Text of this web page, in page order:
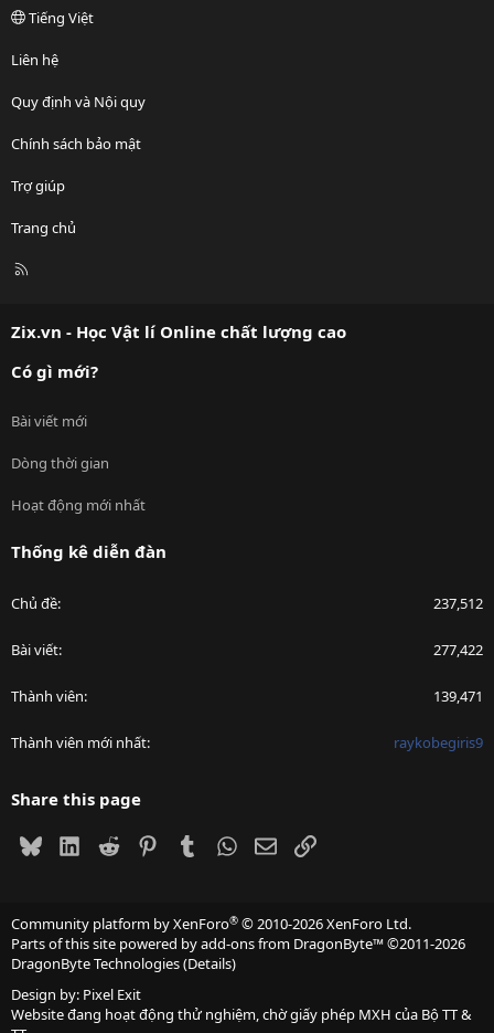
Tiếng Việt
Liên hệ
Quy định và Nội quy
Chính sách bảo mật
Trợ giúp
Trang chủ
R
Zix.vn - Học Vật lí Online chất lượng cao
Có gì mới?
Bài viết mới
Dòng thời gian
Hoạt động mới nhất
Thống kê diễn đàn
Chủ đề 237,512
Bài viết 277,422
Thành viên 139,471
Thành viên mới nhất raykobegiris9
Share this page
BlueskyLinkedIn
Reddit PinterestTumblrWhatsApp
EmailLink
Community platform by XenForo® © 2010-2026 XenForo Ltd.
Parts of this site powered byadd-ons from DragonByte™©2011-2026
DragonByte Technologies(Details)
Design by: Pixel Exit
Website đang hoạt động thử nghiệm, chờ giấy phép MXH của Bộ TT &